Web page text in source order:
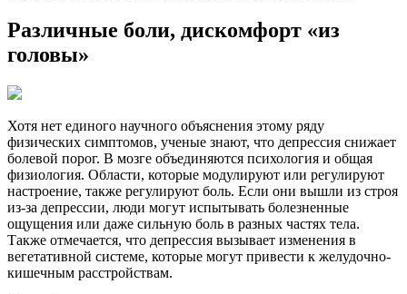
Различные боли, дискомфорт «из
головы»
Хотя нет единого научного объяснения этому ряду
физических симптомов, ученые знают, что депрессия снижает
болевой порог. В мозге объединяются психология и общая
физиология. Области, которые модулируют или регулируют
настроение, также регулируют боль. Если они вышли из строя
из-за депрессии, люди могут испытывать болезненные
ощущения или даже сильную боль в разных частях тела.
Также отмечается, что депрессия вызывает изменения в
вегетативной системе, которые могут привести к желудочно-
кишечным расстройствам.